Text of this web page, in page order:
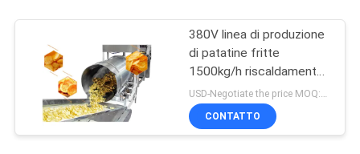
380V linea di produzione
di patatine fritte
1500kg/h riscaldamento
rapido
USD-Negotiate the price MOQ:1 set
CONTATTO